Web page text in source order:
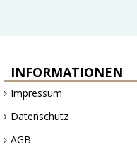
INFORMATIONEN
Impressum
Datenschutz
AGB